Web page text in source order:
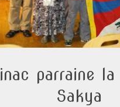
parraine
Sakya